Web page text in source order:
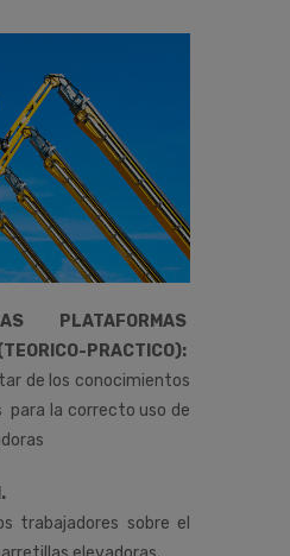
PLATAFORMAS
PRACTICO):
de los conocimientos
para la correcto uso de
trabajadores sobre el